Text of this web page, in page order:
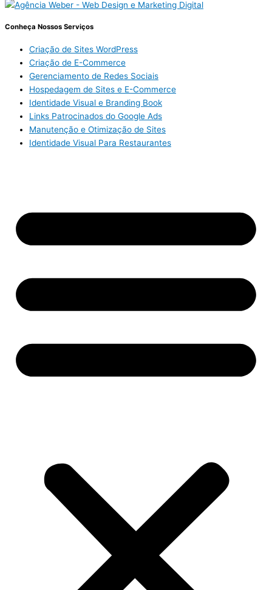
Conheça Nossos Serviços
Criação de Sites WordPress
Criação de E-Commerce
Gerenciamento de Redes Sociais
Hospedagem de Sites e E-Commerce
Identidade Visual e Branding Book
Links Patrocinados do Google Ads
Manutenção e Otimização de Sites
Identidade Visual Para Restaurantes